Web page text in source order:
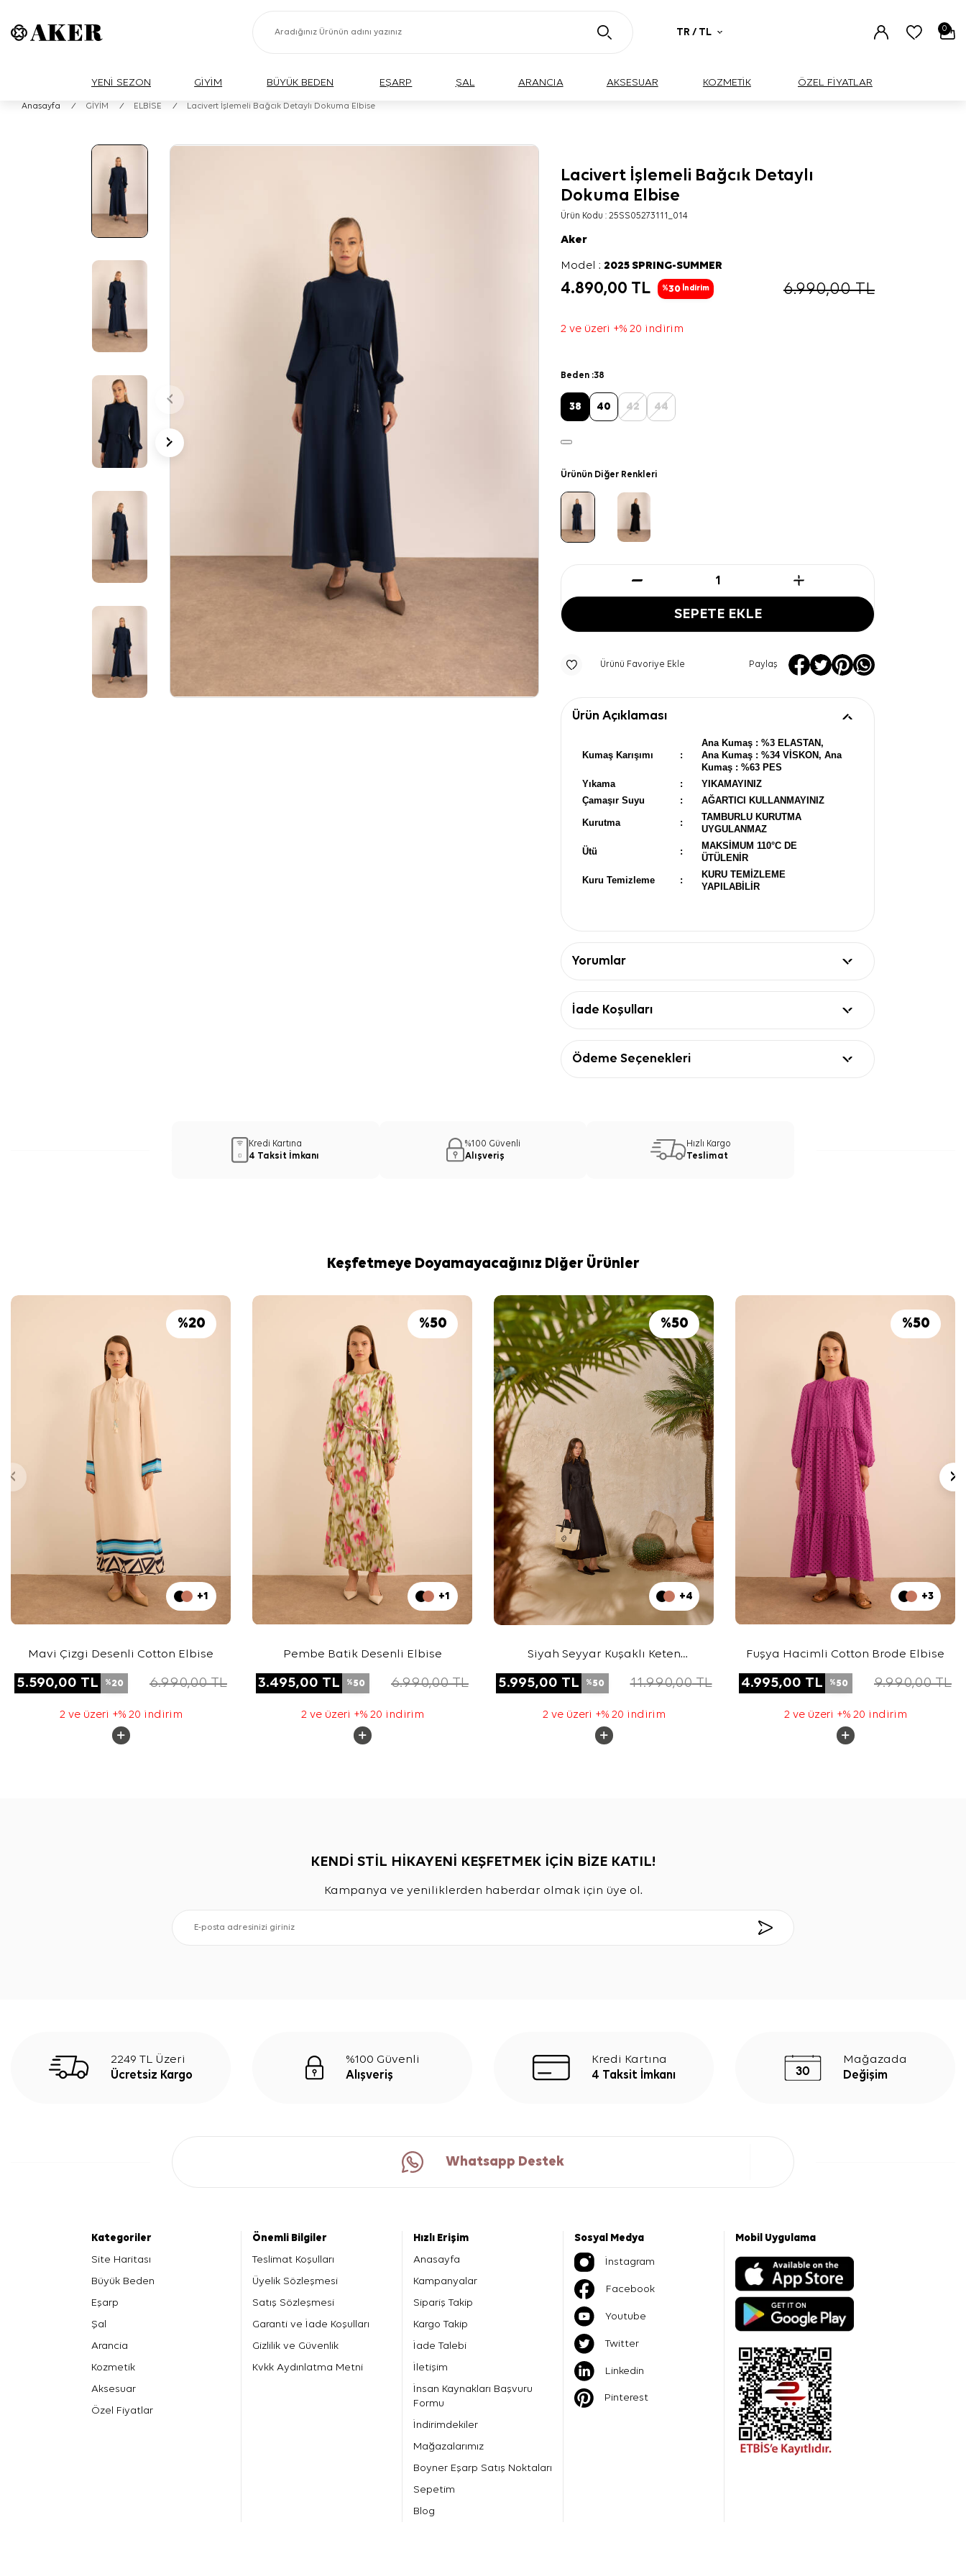
TR / TL 0
YENİ SEZON GİYİM BÜYÜK BEDEN EŞARP ŞAL ARANCIA AKSESUAR KOZMETİK ÖZEL FİYATLAR
Anasayfa / GİYİM / ELBİSE / Lacivert İşlemeli Bağcık Detaylı Dokuma Elbise
Lacivert İşlemeli Bağcık Detaylı
Dokuma Elbise
Ürün Kodu :25SS05273111_014
Aker
Model :2025 SPRING-SUMMER
4.890,00 TL %30 İndirim 6.990,00TL
2 ve üzeri +% 20 indirim
Beden :38
38 40 42 44
Ürünün Diğer Renkleri
SEPETE EKLE
Ürünü Favoriye Ekle Paylaş
Ürün Açıklaması
Kumaş Karışımı :
Ana Kumaş : %3 ELASTAN,
Ana Kumaş : %34 VİSKON, Ana
Kumaş : %63 PES
Yıkama
:
YIKAMAYINIZ
Çamaşır Suyu
: AĞARTICI KULLANMAYINIZ
Kurutma :
TAMBURLU KURUTMA
UYGULANMAZ
Ütü :
MAKSİMUM 110°C DE
ÜTÜLENİR
Kuru Temizleme :
KURU TEMİZLEME
YAPILABİLİR
Yorumlar
İade Koşulları
Ödeme Seçenekleri
Kredi Kartına
4 Taksit İmkanı
%100 Güvenli
Alışveriş
Hızlı Kargo
Teslimat
Keşfetmeye Doyamayacağınız Diğer Ürünler
%20
+1
Mavi Çizgi Desenli Cotton Elbise
5.590,00 TL %20 6.990,00TL
2 ve üzeri +% 20 indirim
%50
+1
Pembe Batik Desenli Elbise
3.495,00 TL %50 6.990,00TL
2 ve üzeri +% 20 indirim
%50
+4
Siyah Seyyar Kuşaklı Keten
5.995,00 TL %50 11.990,00TL
2 ve üzeri +% 20 indirim
%50
+3
Fuşya Hacimli Cotton Brode Elbise
4.995,00 TL %50 9.990,00TL
2 ve üzeri +% 20 indirim
KENDİ STİL HİKAYENİ KEŞFETMEK İÇİN BİZE KATIL!
Kampanya ve yeniliklerden haberdar olmak için üye ol.
2249 TL Üzeri
Ücretsiz Kargo
%100 Güvenli
Alışveriş
Kredi Kartına
4 Taksit İmkanı
Mağazada
Değişim
Whatsapp Destek
Kategoriler
Site Haritası
Büyük Beden
Eşarp
Şal
Arancia
Kozmetik
Aksesuar
Özel Fiyatlar
Önemli Bilgiler
Teslimat Koşulları
Üyelik Sözleşmesi
Satış Sözleşmesi
Garanti ve İade Koşulları
Gizlilik ve Güvenlik
Kvkk Aydınlatma Metni
Hızlı Erişim
Anasayfa
Kampanyalar
Sipariş Takip
Kargo Takip
İade Talebi
İletişim
İnsan Kaynakları Başvuru
Formu
İndirimdekiler
Mağazalarımız
Boyner Eşarp Satış Noktaları
Sepetim
Blog
Sosyal Medya
İnstagram
Facebook
Youtube
Twitter
Linkedin
Pinterest
Mobil Uygulama